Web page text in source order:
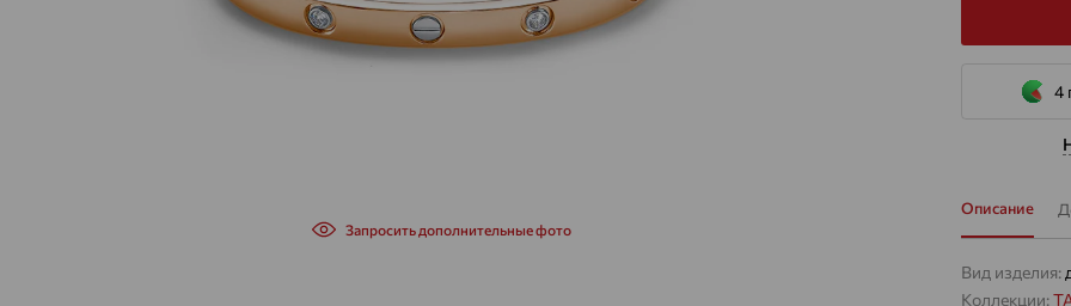
Запросить дополнительные фото
4
Описание
Вид изделия:
Коллекции: